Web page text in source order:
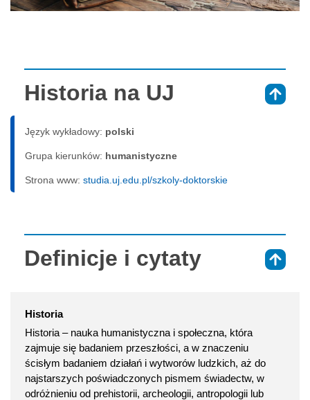
Historia na UJ
Język wykładowy: polski
Grupa kierunków: humanistyczne
Strona www: studia.uj.edu.pl/szkoly-doktorskie
Definicje i cytaty
Historia
Historia – nauka humanistyczna i społeczna, która
zajmuje się badaniem przeszłości, a w znaczeniu
ścisłym badaniem działań i wytworów ludzkich, aż do
najstarszych poświadczonych pismem świadectw, w
odróżnieniu od prehistorii, archeologii, antropologii lub